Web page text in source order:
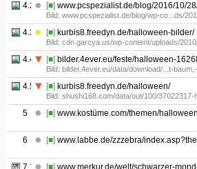
4.2 [■] www.pcspezialist.de/blog/2016/10/
Bild: www.pcspezialist.de/blog/wp-co...ds/
4.3 [■] kurbis8.freedyn.de/halloween-bilder/
Bild: cdn.garcya.us/wp-content/uploads/
4.4 [■] bilder.4ever.eu/feste/halloween-
Bild: bilder.4ever.eu/data/download/...t-
4.5 [■] kurbis8.freedyn.de/halloween/
Bild: shushi168.com/data/out/100/37022317-
5 [■] www.kostüme.com/themen/
6 [■] www.labbe.de/zzzebra/